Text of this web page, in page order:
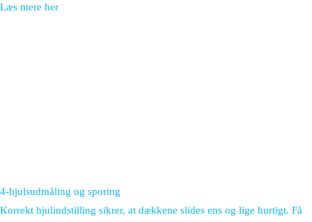
Læs mere her
4-hjulsudmåling og sporing
Korrekt hjulindstilling sikrer, at dækkene slides ens og lige hurtigt. Få